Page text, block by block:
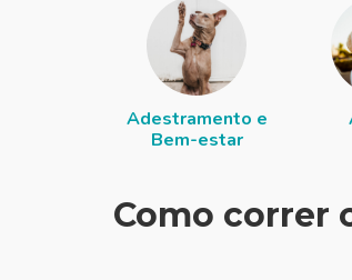
Adestramento e
Bem-estar
Como correr